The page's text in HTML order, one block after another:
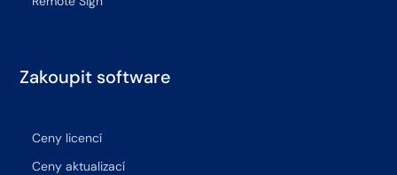
Zakoupit software
Ceny licencí
Ceny aktualizací